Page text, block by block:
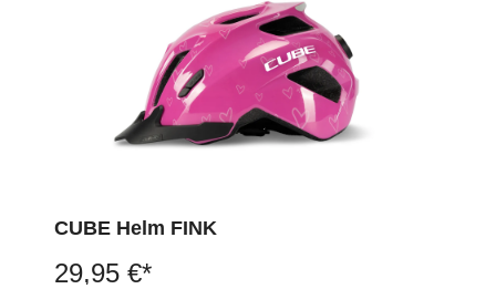
CUBE Helm FINK
29,95 €*